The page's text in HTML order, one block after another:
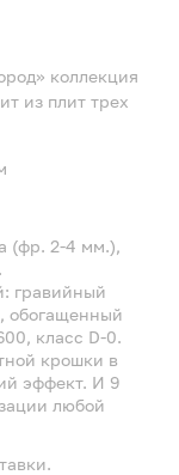
коллекция
из плит трех
(фр. 2-4 мм.),
гравийный
обогащенный
класс D-0.
крошки в
эффект. И 9
любой